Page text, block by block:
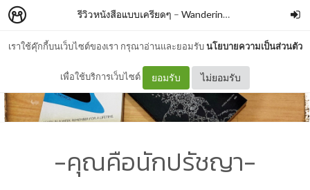
เราใช้คุ๊กกี้บนเว็บไซต์ของเรา กรุณาอ่านและยอมรับนโยบายความเป็นส่วนตัว
เพื่อใช้บริการเว็บไซต์ ยอมรับ ไม่ยอมรับ
รีวิวหนังสือแบบเครียดๆ – WanderingBook
-คุณคือนักปรัชญา-